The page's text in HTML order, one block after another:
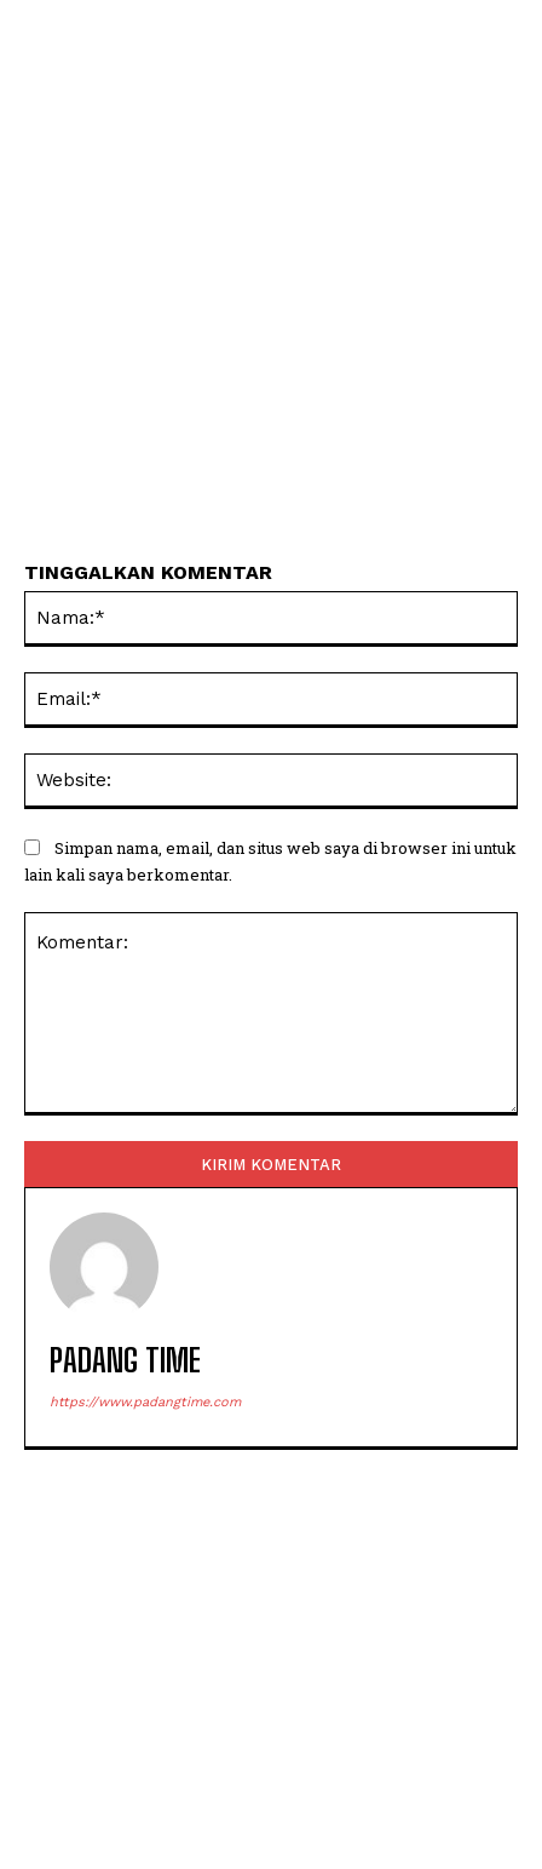
TINGGALKAN KOMENTAR
Simpan nama, email, dan situs web saya di browser ini untuk
lain kali saya berkomentar.
PADANG TIME
https://www.padangtime.com